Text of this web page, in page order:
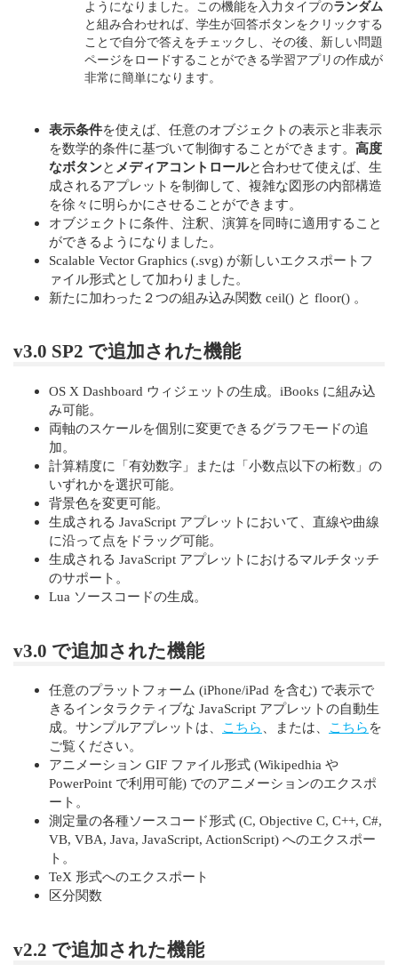
ようになりました。この機能を入力タイプのランダム
と組み合わせれば、学生が回答ボタンをクリックする
ことで自分で答えをチェックし、その後、新しい問題
ページをロードすることができる学習アプリの作成が
非常に簡単になります。
表示条件を使えば、任意のオブジェクトの表示と非表示
を数学的条件に基づいて制御することができます。 高度
なボタンと メディアコントロールと合わせて使えば、生
成されるアプレットを制御して、複雑な図形の内部構造
を徐々に明らかにさせることができます。
オブジェクトに条件、注釈、演算を同時に適用すること
ができるようになりました。
Scalable Vector Graphics (.svg) が新しいエクスポートフ
ァイル形式として加わりました。
新たに加わった２つの組み込み関数 ceil() と floor() 。
v3.0 SP2 で追加された機能
OS X Dashboard ウィジェットの生成。iBooks に組み込
み可能。
両軸のスケールを個別に変更できるグラフモードの追
加。
計算精度に「有効数字」または「小数点以下の桁数」の
いずれかを選択可能。
背景色を変更可能。
生成される JavaScript アプレットにおいて、直線や曲線
に沿って点をドラッグ可能。
生成される JavaScript アプレットにおけるマルチタッチ
のサポート。
Lua ソースコードの生成。
v3.0 で追加された機能
任意のプラットフォーム (iPhone/iPad を含む) で表示で
きるインタラクティブな JavaScript アプレットの自動生
成。サンプルアプレットは、
こちら 、または、 こちら を
ご覧ください。
アニメーション GIF ファイル形式 (Wikipedhia や
PowerPoint で利用可能) でのアニメーションのエクスポ
ート。
測定量の各種ソースコード形式 (C, Objective C, C++, C#,
VB, VBA, Java, JavaScript, ActionScript) へのエクスポー
ト。
TeX 形式へのエクスポート
区分関数
v2.2 で追加された機能